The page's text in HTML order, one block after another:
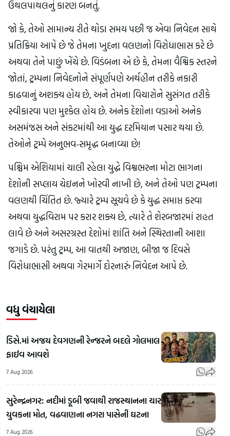
ઉથલપાથલનું કારણ બનતું.
જો કે, તેઓ સામાન્ય રીતે થોડા સમય પછી જ એવા નિવેદન સાથે
પ્રતિક્રિયા આપે છે જે તેમના ખુદના વલણનો વિરોધાભાસ કરે છે
અથવા તેને પાછું ખેંચે છે. વિડંબના એ છે કે, તેમના વૈશ્વિક સ્તરને
જોતાં, ટ્રમ્પના નિવેદનોને સંપૂર્ણપણે અર્થહીન તરીકે નકારી
કાઢવાનું અશક્ય હોય છે, અને તેમના વિચારોને સુસંગત તરીકે
સ્વીકારવા પણ મુશ્કેલ હોય છે. અનેક દેશોના વડાઓ અનેક
અસમંજસ અને સંકટમાંથી આ યુદ્ધ દરમિયાન પસાર થયા છે.
તેઓને ટ્રમ્પે અનુભવ-સમૃદ્ધ બનાવ્યા છે!
પશ્ચિમ એશિયામાં ચાલી રહેલા યુદ્ધે વિશ્વભરના મોટા ભાગના
દેશોની સપ્લાય ચેઇનને ખોરવી નાખી છે, અને તેઓ પણ ટ્રમ્પના
વલણથી ચિંતિત છે. જ્યારે ટ્રમ્પ સૂચવે છે કે યુદ્ધ સમાપ્ત કરવા
અથવા યુદ્ધવિરામ પર કરાર શક્ય છે, ત્યારે તે શેરબજારમાં રાહત
લાવે છે અને અસરગ્રસ્ત દેશોમાં શાંતિ અને સ્થિરતાની આશા
જગાડે છે. પરંતુ ટ્રમ્પ, આ વાતથી અજાણ, બીજા જ દિવસે
વિરોધાભાસી અથવા ગેરમાર્ગે દોરનારું નિવેદન આપે છે.
વધુ વંચાયેલા
ડિસે.માં અજય દેવગણની રેન્જરને બદલે ગોલમાલ
ફાઈવ આવશે
7 Aug 2026
સુરેન્દ્રનગર: નદીમાં ડૂબી જવાથી રાજસ્થાનના ચાર
યુવકના મોત, વઢવાણના નગરા પાસેની ઘટના
7 Aug 2026